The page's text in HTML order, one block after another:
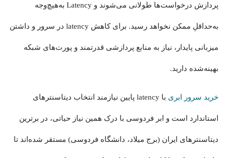
پردازش درخواست‌ها طولانی می‌شوند و Latency به‌هیچ‌وجه
به‌حداقلِ ممکن نخواهد رسید. برای کاهش latency در سرور و داشتن
میزبانی پایدار، نیاز به منابع پردازشی قدرتمند و پورت‌های شبکه
بهینه‌شده دارید.
خرید سرور ابری با latency پایین نیازمند انتخاب دیتاسنترهای
استاندارد است و ابر فردوسی با درک همین نیاز حیاتی، در برترین
دیتاسنترهای ایران (برج میلاد، دانشگاه فردوسی) مستقر شده‌اند تا